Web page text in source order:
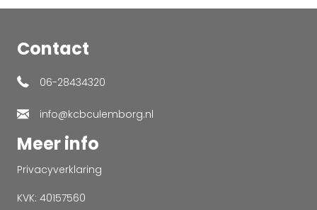
Contact
06-28434320
info@kcbculemborg.nl
Meer info
Privacyverklaring
KVK: 40157560